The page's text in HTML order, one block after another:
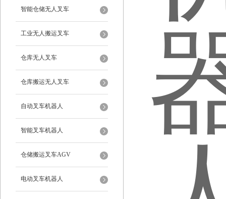
智能仓储无人叉车
工业无人搬运叉车
仓库无人叉车
仓库搬运无人叉车
自动叉车机器人
智能叉车机器人
仓储搬运叉车AGV
电动叉车机器人